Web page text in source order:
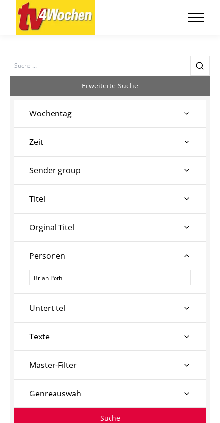
Search
Erweiterte Suche
Wochentag
Zeit
Sender group
Titel
Orginal Titel
Personen
Personen
Untertitel
Texte
Master-Filter
Genreauswahl
Suche